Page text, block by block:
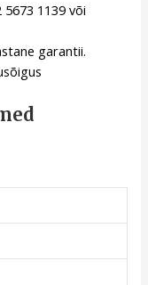
1139 või
garantii.